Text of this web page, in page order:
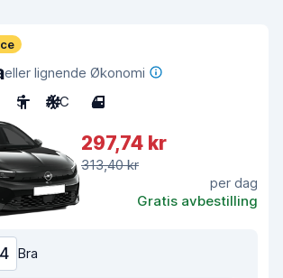
eller lignende Økonomi
5 A/C 4
297,74 kr
313,40 kr
per dag
Gratis avbestilling
Bra